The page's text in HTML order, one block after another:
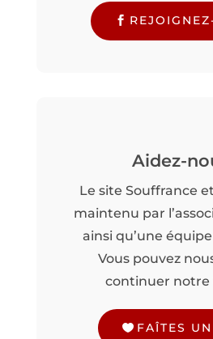
Aidez-
Le site Souffrance
maintenu par
ainsi qu’une
Vous pouvez
continuer notre
FAÎTES